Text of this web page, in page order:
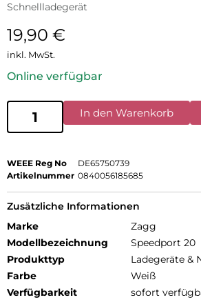
Schnellladegerät
19,90 €
inkl. MwSt.
Online verfügbar
In den Warenkorb
WEEE Reg No
DE65750739
Artikelnummer 0840056185685
Zusätzliche Informationen
Marke
Zagg
Modellbezeichnung
Speedport 20
Produkttyp
Ladegeräte &
Farbe
Weiß
Verfügbarkeit
sofort